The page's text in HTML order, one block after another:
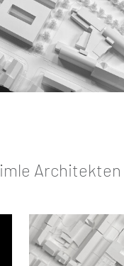
Architekten